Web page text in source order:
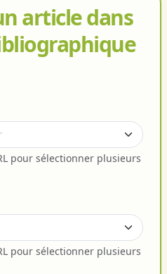
article dans
pour sélectionner plusieurs
pour sélectionner plusieurs